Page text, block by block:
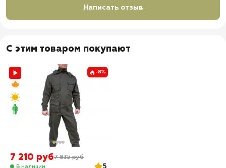
Написать отзыв
С этим товаром покупают
-8%
7 210 руб7 835 руб
В наличии
5